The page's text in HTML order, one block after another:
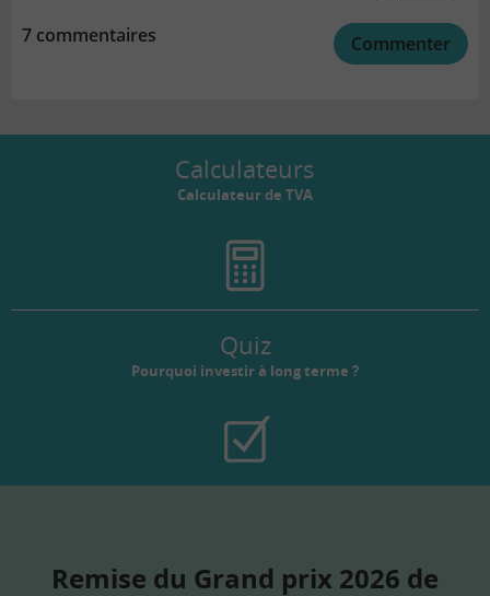
7 commentaires Commenter
Calculateurs
Calculateur de TVA
Quiz
Pourquoi investir à long terme ?
Remise du Grand prix 2026 de